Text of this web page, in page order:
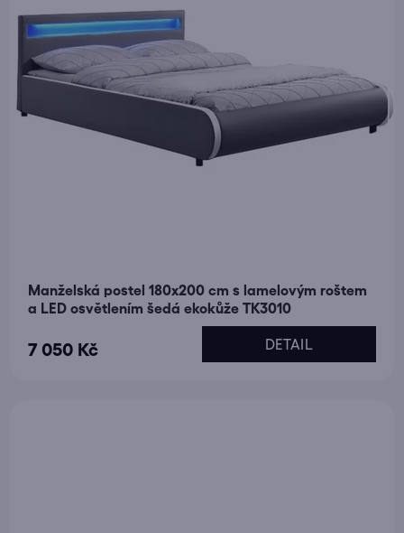
Manželská postel 180x200 cm s lamelovým roštem
a LED osvětlením šedá ekokůže TK3010
7 050 Kč DETAIL